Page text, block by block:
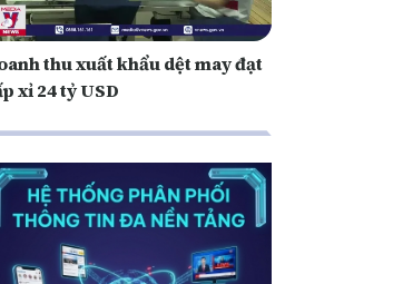
thu xuất khẩu dệt may đạt
xỉ 24 tỷ USD